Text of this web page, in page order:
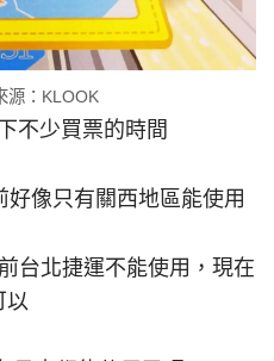
源：KLOOK
不少買票的時間
像只有關西地區能使用
台北捷運不能使用，現在
以